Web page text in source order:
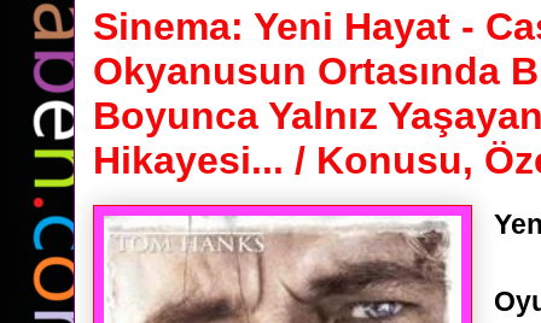
Sinema: Yeni Hayat -
Okyanusun Ortasında
Boyunca Yalnız
Hikayesi... / Konusu,